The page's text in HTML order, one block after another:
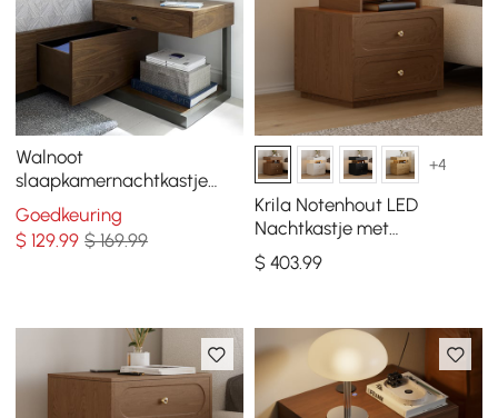
Walnoot
slaapkamernachtkastje
met lade met plank
nachtkastje hout en zwart
metaal
Goedkeuring
$129.99 $ 169.99
+4
Krila Notenhout LED
Nachtkastje met
Oplaadstation, Set van 2
$ 403.99